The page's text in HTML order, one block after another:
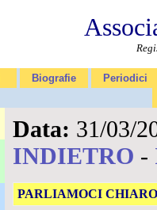
Biografie Periodici
Data: 31/03/
INDIETRO -
PARLIAMOCI CHIARO